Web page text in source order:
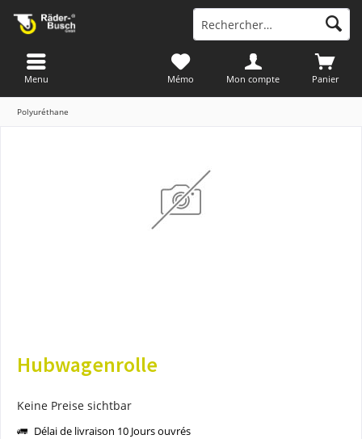
Panier
Mémo Mon compte
Menu
Polyuréthane
Hubwagenrolle
Keine Preise sichtbar
Délai de livraison 10 Jours ouvrés